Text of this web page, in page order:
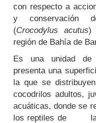
con respecto a
y conservación
(Crocodylus acutus)
región de Bahía de
Es una unidad de
presenta una
la que se
cocodrilos adultos,
acuáticas, donde se
los reptiles de la